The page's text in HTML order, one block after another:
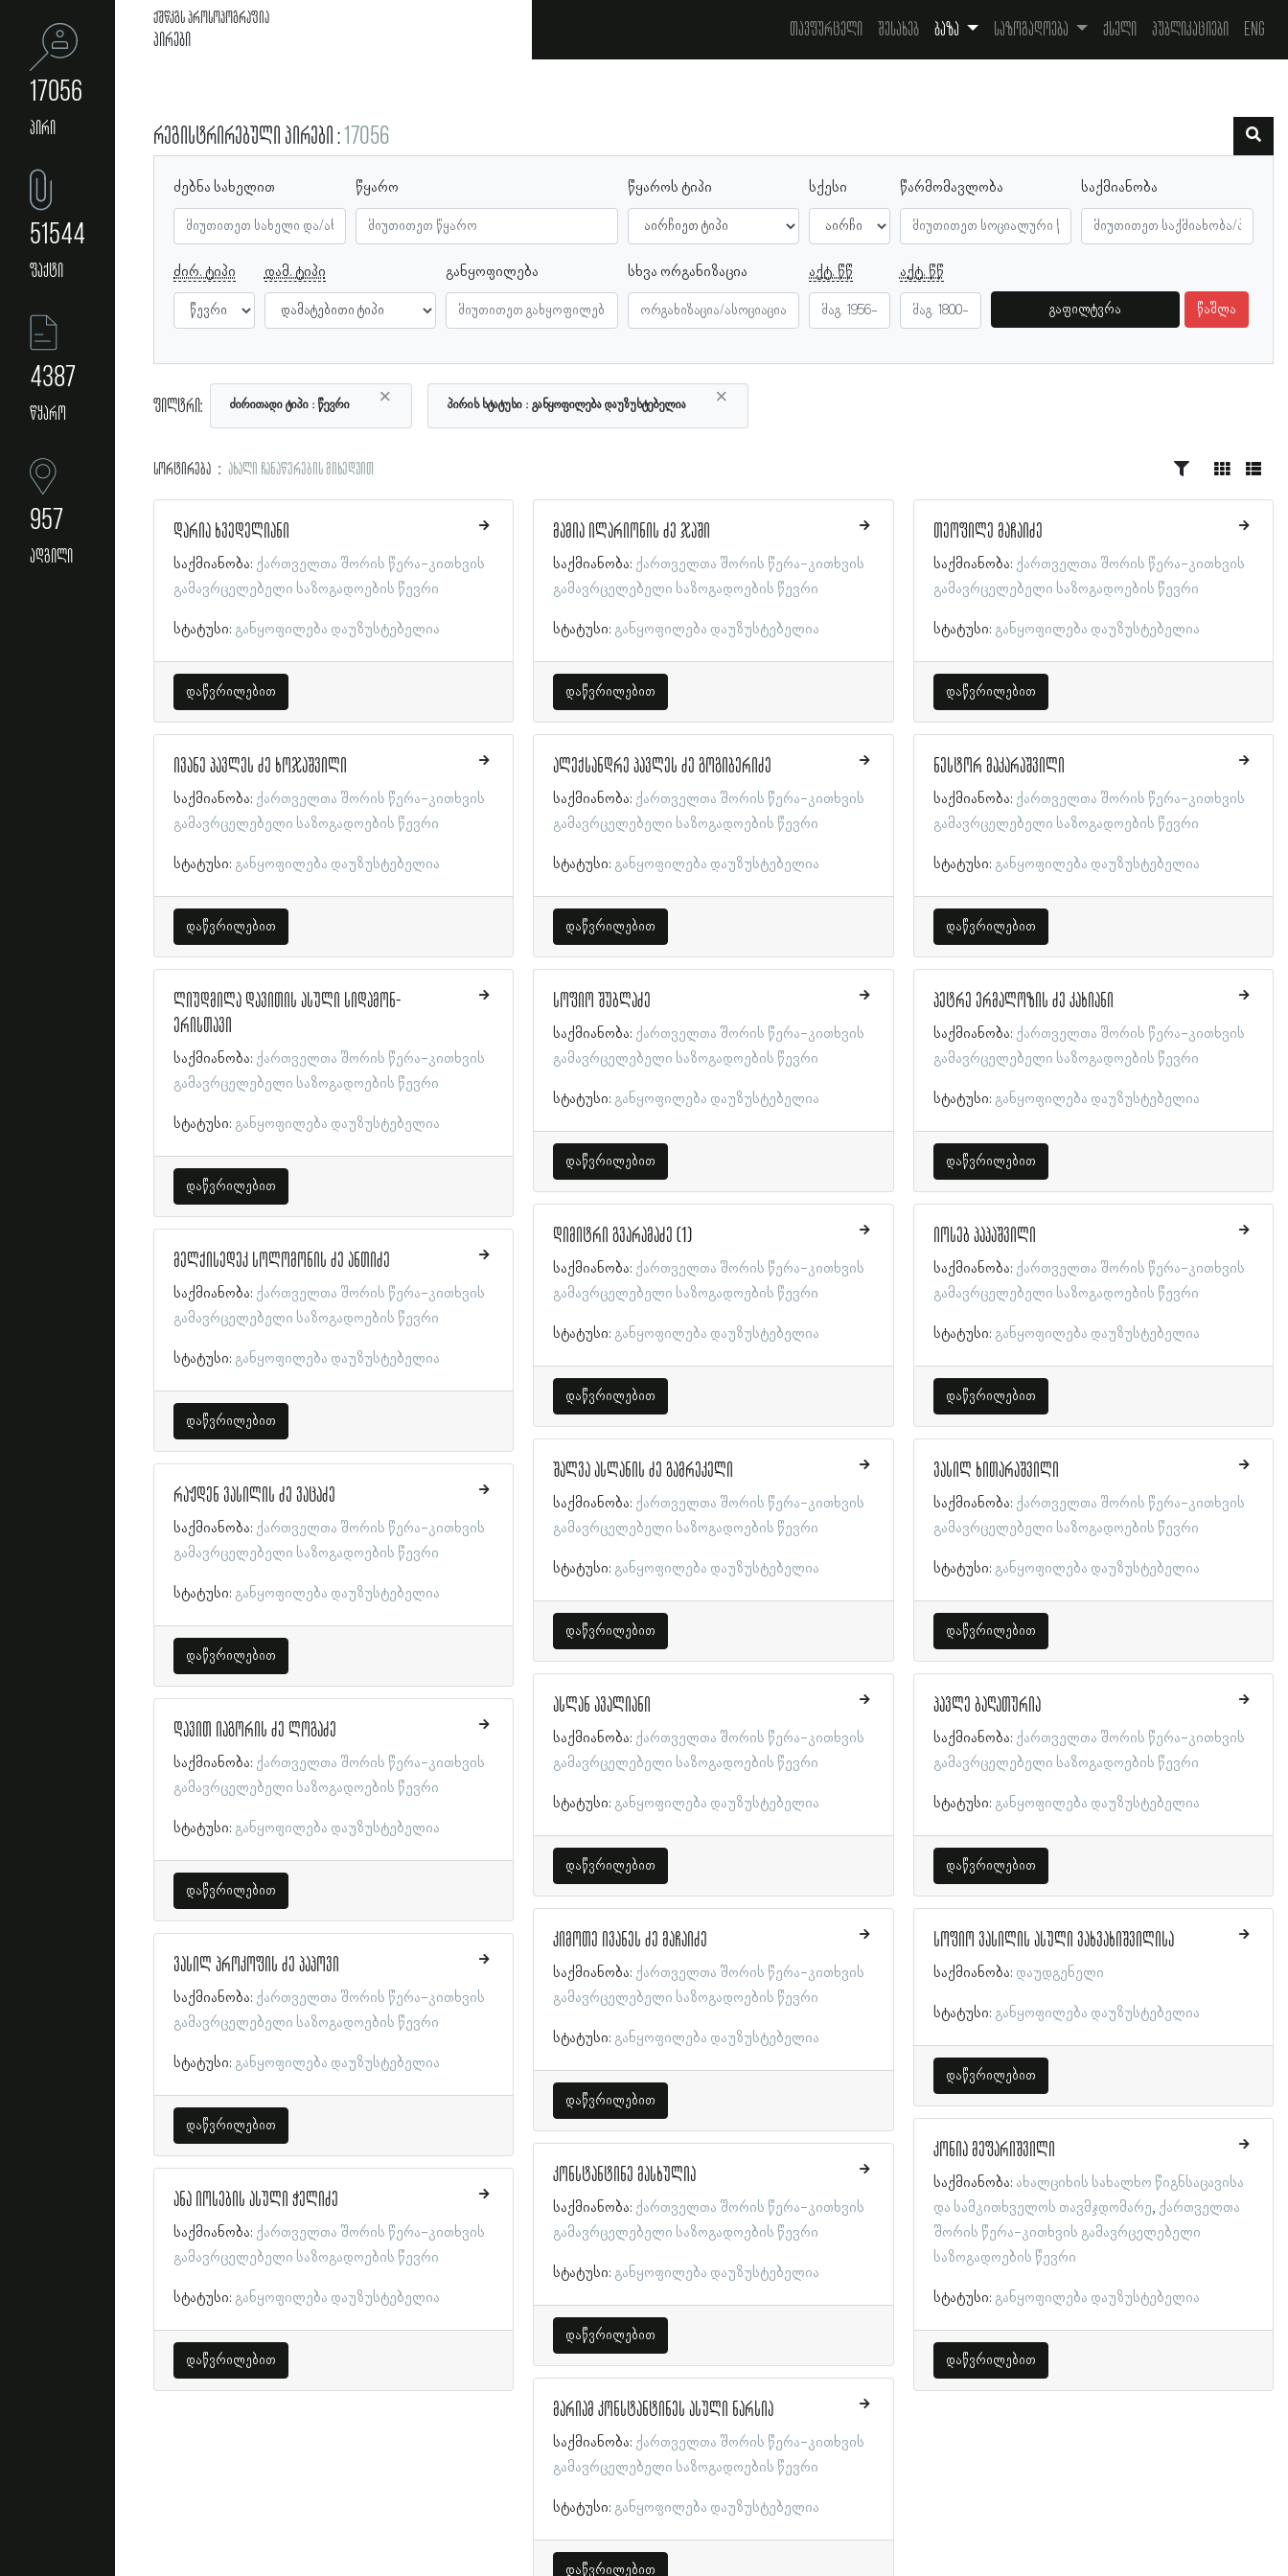
17056
პირი
51544
ფაქტი
4387
წყარო
957
ადგილი
ქშწკგს პროსოპოგრაფია
პირები თავფურცელი შესახებ ბაზა საზოგადოება ქსელი პუბლიკაციები Eng
რეგისტრირებული პირები 17056
ძებნა სახელით წყარო წყაროს ტიპი სქესი წარმომავლობა საქმიანობა
ძირ. ტიპი დამ. ტიპი განყოფილება სხვა ორგანიზაცია აქტ. წწ აქტ. წწ
გაფილტვრა წაშლა
ფილტრი: ×
ძირითადი ტიპი წევრი ×
პირის სტატუსი განყოფილება დაუზუსტებელია
სორტირება ახალი ჩანაწერების მიხედვით
დარია ხვედელიანი
საქმიანობა: ქართველთა შორის წერა-კითხვის
გამავრცელებელი საზოგადოების წევრი
სტატუსი: განყოფილება დაუზუსტებელია
დაწვრილებით
ივანე პავლეს ძე ხოჯაშვილი
საქმიანობა: ქართველთა შორის წერა-კითხვის
გამავრცელებელი საზოგადოების წევრი
სტატუსი: განყოფილება დაუზუსტებელია
დაწვრილებით
ლიუდმილა დავითის ასული სიდამონ-
ერისთავი
საქმიანობა: ქართველთა შორის წერა-კითხვის
გამავრცელებელი საზოგადოების წევრი
სტატუსი: განყოფილება დაუზუსტებელია
დაწვრილებით
მელქისედეკ სოლომონის ძე ანთიძე
საქმიანობა: ქართველთა შორის წერა-კითხვის
გამავრცელებელი საზოგადოების წევრი
სტატუსი: განყოფილება დაუზუსტებელია
დაწვრილებით
რაჟდენ ვასილის ძე ვაცაძე
საქმიანობა: ქართველთა შორის წერა-კითხვის
გამავრცელებელი საზოგადოების წევრი
სტატუსი: განყოფილება დაუზუსტებელია
დაწვრილებით
დავით იაგორის ძე ლოგაძე
საქმიანობა: ქართველთა შორის წერა-კითხვის
გამავრცელებელი საზოგადოების წევრი
სტატუსი: განყოფილება დაუზუსტებელია
დაწვრილებით
ვასილ პროკოფის ძე პაპოვი
საქმიანობა: ქართველთა შორის წერა-კითხვის
გამავრცელებელი საზოგადოების წევრი
სტატუსი: განყოფილება დაუზუსტებელია
დაწვრილებით
ანა იოსების ასული ჭელიძე
საქმიანობა: ქართველთა შორის წერა-კითხვის
გამავრცელებელი საზოგადოების წევრი
სტატუსი: განყოფილება დაუზუსტებელია
დაწვრილებით
მამია ილარიონის ძე ჯაში
საქმიანობა: ქართველთა შორის წერა-კითხვის
გამავრცელებელი საზოგადოების წევრი
სტატუსი: განყოფილება დაუზუსტებელია
დაწვრილებით
ალექსანდრე პავლეს ძე გოგიბერიძე
საქმიანობა: ქართველთა შორის წერა-კითხვის
გამავრცელებელი საზოგადოების წევრი
სტატუსი: განყოფილება დაუზუსტებელია
დაწვრილებით
სოფიო შუბლაძე
საქმიანობა: ქართველთა შორის წერა-კითხვის
გამავრცელებელი საზოგადოების წევრი
სტატუსი: განყოფილება დაუზუსტებელია
დაწვრილებით
დიმიტრი გვარამაძე (1)
საქმიანობა: ქართველთა შორის წერა-კითხვის
გამავრცელებელი საზოგადოების წევრი
სტატუსი: განყოფილება დაუზუსტებელია
დაწვრილებით
შალვა ასლანის ძე გამრეკელი
საქმიანობა: ქართველთა შორის წერა-კითხვის
გამავრცელებელი საზოგადოების წევრი
სტატუსი: განყოფილება დაუზუსტებელია
დაწვრილებით
ასლან ავალიანი
საქმიანობა: ქართველთა შორის წერა-კითხვის
გამავრცელებელი საზოგადოების წევრი
სტატუსი: განყოფილება დაუზუსტებელია
დაწვრილებით
კიმოთე ივანეს ძე მაჩაიძე
საქმიანობა: ქართველთა შორის წერა-კითხვის
გამავრცელებელი საზოგადოების წევრი
სტატუსი: განყოფილება დაუზუსტებელია
დაწვრილებით
კონსტანტინე მასხულია
საქმიანობა: ქართველთა შორის წერა-კითხვის
გამავრცელებელი საზოგადოების წევრი
სტატუსი: განყოფილება დაუზუსტებელია
დაწვრილებით
მარიამ კონსტანტინეს ასული ნარსია
საქმიანობა: ქართველთა შორის წერა-კითხვის
გამავრცელებელი საზოგადოების წევრი
სტატუსი: განყოფილება დაუზუსტებელია
დაწვრილებით
თეოფილე მაჩაიძე
საქმიანობა: ქართველთა შორის წერა-კითხვის
გამავრცელებელი საზოგადოების წევრი
სტატუსი: განყოფილება დაუზუსტებელია
დაწვრილებით
ნესტორ მაკარაშვილი
საქმიანობა: ქართველთა შორის წერა-კითხვის
გამავრცელებელი საზოგადოების წევრი
სტატუსი: განყოფილება დაუზუსტებელია
დაწვრილებით
პეტრე ერმალოზის ძე კახიანი
საქმიანობა: ქართველთა შორის წერა-კითხვის
გამავრცელებელი საზოგადოების წევრი
სტატუსი: განყოფილება დაუზუსტებელია
დაწვრილებით
იოსებ პაპაშვილი
საქმიანობა: ქართველთა შორის წერა-კითხვის
გამავრცელებელი საზოგადოების წევრი
სტატუსი: განყოფილება დაუზუსტებელია
დაწვრილებით
ვასილ ხითარაშვილი
საქმიანობა: ქართველთა შორის წერა-კითხვის
გამავრცელებელი საზოგადოების წევრი
სტატუსი: განყოფილება დაუზუსტებელია
დაწვრილებით
პავლე ბაღათურია
საქმიანობა: ქართველთა შორის წერა-კითხვის
გამავრცელებელი საზოგადოების წევრი
სტატუსი: განყოფილება დაუზუსტებელია
დაწვრილებით
სოფიო ვასილის ასული ვახვახიშვილისა
საქმიანობა: დაუდგენელი
სტატუსი: განყოფილება დაუზუსტებელია
დაწვრილებით
კონია მეფარიშვილი
საქმიანობა: ახალციხის სახალხო წიგნსაცავისა
და სამკითხველოს თავმჯდომარე ქართველთა
შორის წერა-კითხვის გამავრცელებელი
საზოგადოების წევრი
სტატუსი: განყოფილება დაუზუსტებელია
დაწვრილებით